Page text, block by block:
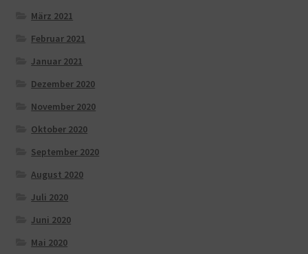
März 2021
Februar 2021
Januar 2021
Dezember 2020
November 2020
Oktober 2020
September 2020
August 2020
Juli 2020
Juni 2020
Mai 2020